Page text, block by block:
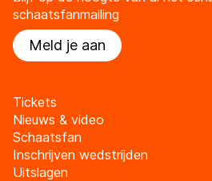
schaatsfanmailing
Meld je aan
Tickets
Nieuws & video
Schaatsfan
Inschrijven wedstrijden
Uitslagen